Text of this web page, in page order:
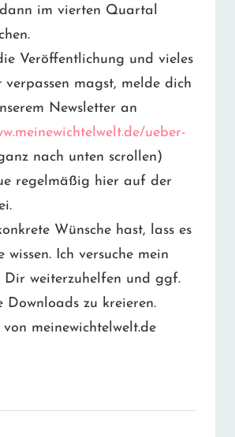
im vierten Quartal
Veröffentlichung und vieles
verpassen magst, melde dich
Newsletter an
ueber-
nach unten scrollen)
regelmäßig hier auf der
Wünsche hast, lass es
wissen. Ich versuche mein
Dir weiterzuhelfen und ggf.
Downloads zu kreieren.
meinewichtelwelt.de